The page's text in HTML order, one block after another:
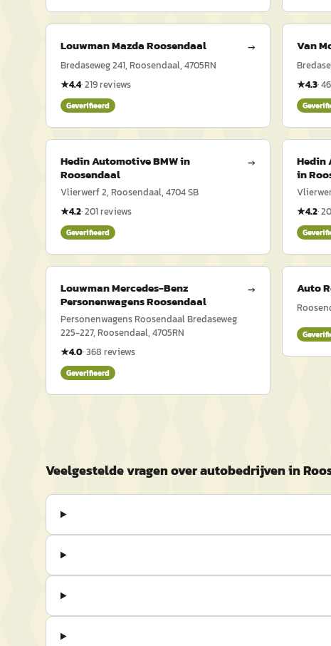
Louwman Mazda Roosendaal →
Bredaseweg 241, Roosendaal, 4705RN
★4.4·219reviews
Geverifieerd
Van
★4.3·
Hedin Automotive BMW in
Roosendaal
→
Vlierwerf 2, Roosendaal, 4704 SB
★4.2·201reviews
Geverifieerd
Hedin
in
★4.2·
Louwman Mercedes-Benz
Personenwagens Roosendaal
→
Personenwagens Roosendaal Bredaseweg
225-227, Roosendaal, 4705RN
★4.0·368 reviews
Geverifieerd
Auto
Veelgestelde vragen over autobedrijven in